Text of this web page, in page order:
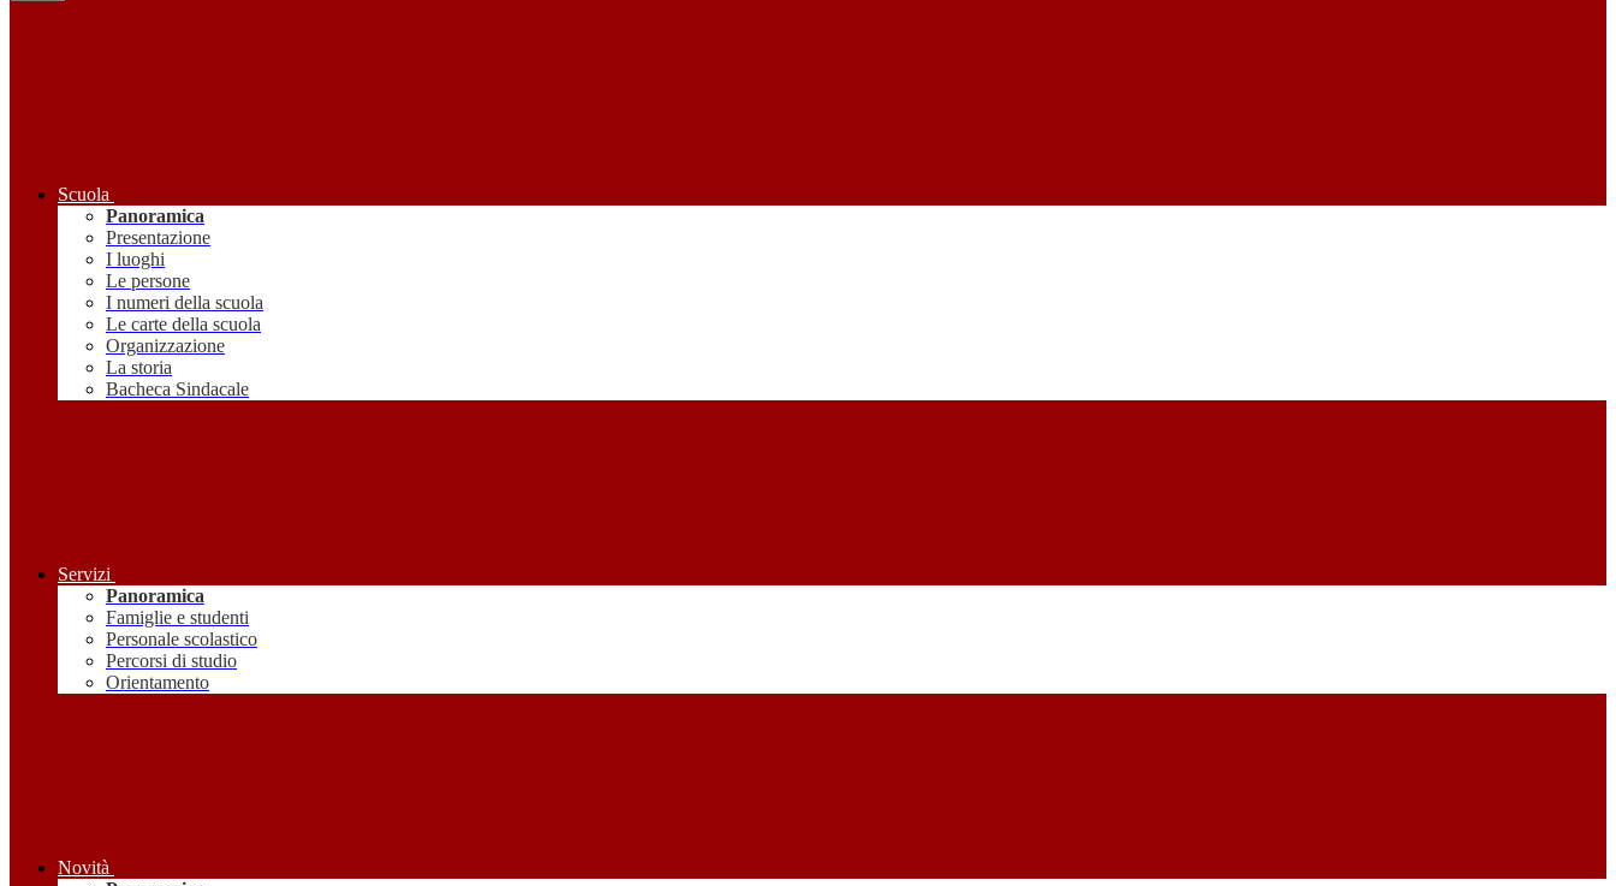
Scuola
Panoramica
Presentazione
I luoghi
Le persone
I numeri della scuola
Le carte della scuola
Organizzazione
La storia
Bacheca Sindacale
Servizi
Panoramica
Famiglie e studenti
Personale scolastico
Percorsi di studio
Orientamento
Novità